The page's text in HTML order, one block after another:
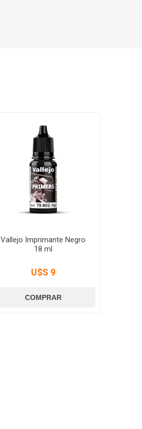
Vallejo Imprimante Negro
18 ml
U$S 9